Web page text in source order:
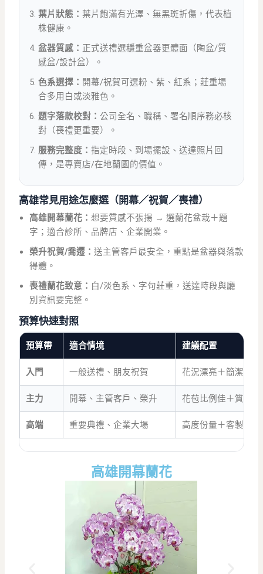
葉片狀態：葉片飽滿有光澤、無黑斑折傷，代表植
株健康。
盆器質感： 正式送禮選穩重盆器更體面（陶盆/質
感盆/設計盆）。
色系選擇： 開幕/祝賀可選粉、紫、紅系；莊重場
合多用白或淡雅色。
題字落款校對： 公司全名、職稱、署名順序務必核
對（喪禮更重要）。
服務完整度：指定時段、到場擺設、送達照片回
傳，是專賣店/在地蘭園的價值。
高雄常見用途怎麼選（開幕／祝賀／喪禮）
高雄開幕蘭花：想要質感不張揚 → 選蘭花盆栽＋題
字；適合診所、品牌店、企業開業。
榮升祝賀/喬遷：送主管客戶最安全，重點是盆器與落款
得體。
喪禮蘭花致意： 白/淡色系、字句莊重，送達時段與廳
別資訊要完整。
預算快速對照
預算帶 適合情境 建議配置
入門 一般送禮、朋友祝賀 花況漂亮＋簡潔盆器
主力 開幕、主管客戶、榮升 花苞比例佳＋質感
高端 重要典禮、企業大場 高度份量＋客製設計
高雄開幕蘭花